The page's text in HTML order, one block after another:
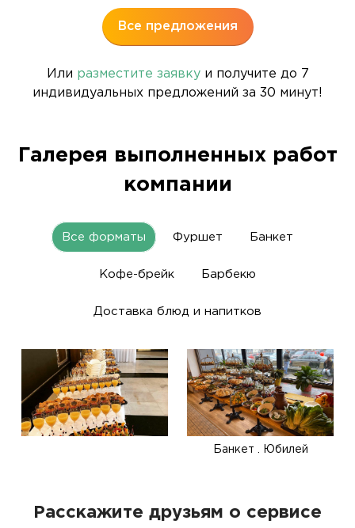
Все предложения
Или разместите заявкуи получите до 7
индивидуальных предложений за 30 минут!
Галерея выполненных работ
компании
Все форматы Фуршет Банкет
Кофе-брейк Барбекю
Доставка блюд и напитков
Банкет . Юбилей
Расскажите друзьям о сервисе